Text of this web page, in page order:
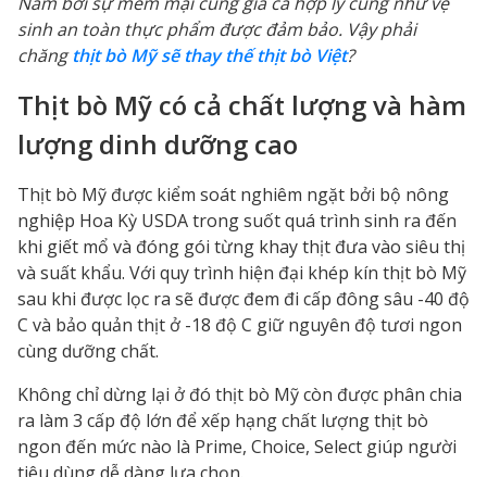
sinh an toàn thực phẩm được đảm bảo. Vậy phải
chăngthịt bò Mỹ sẽ thay thế thịt bò Việt?
Thịt bò Mỹ có cả chất lượng và hàm
lượng dinh dưỡng cao
Thịt bò Mỹ được kiểm soát nghiêm ngặt bởi bộ nông
nghiệp Hoa Kỳ USDA trong suốt quá trình sinh ra đến
khi giết mổ và đóng gói từng khay thịt đưa vào siêu thị
và suất khẩu. Với quy trình hiện đại khép kín thịt bò Mỹ
sau khi được lọc ra sẽ được đem đi cấp đông sâu -40 độ
C và bảo quản thịt ở -18 độ C giữ nguyên độ tươi ngon
cùng dưỡng chất.
Không chỉ dừng lại ở đó thịt bò Mỹ còn được phân chia
ra làm 3 cấp độ lớn để xếp hạng chất lượng thịt bò
ngon đến mức nào là Prime, Choice, Select giúp người